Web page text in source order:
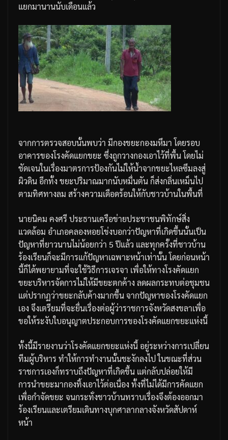
แยกมานานนับเดือนแล้ว
จากการตรวจสอบนั้นพบว่า มีกองขยะกองมหึมา โดยรอบ
อาคารของโรงคัดแยกขยะ ซึ่งถูกวางกองเอาไว้ที่พื้นโดยไม่
ชัดเจนในเรื่องมาตรการป้องกันไม่ให้น้ำจากขยะไหลซึมลงสู่
ผิวดินอีกทั้ง ขยะปริมาณมากนับหมื่นตันก็ส่งกลิ่นเหม็นไป
ตามทิศทางลม สร้างความเดือดร้อนให้กับชาวบ้านในพื้นที่
นายนิคม คงศรี ประธานเครือข่ายประชาชนพิทักษ์สิ่ง
แวดล้อม อำเภอคลองหอยโข่งบอกว่าปัญหาที่เกิดขึ้นนั้นเป็น
ปัญหาที่ยาวนานไม่น้อยกว่า 5ปีแล้ว และทุกครั้งที่ชาวบ้าน
ร้องเรียนก็จะมีการแก้ปัญหาเฉพาะหน้าเท่านั้นโดยก่อนหน้า
นี้ก็ได้พยายามที่จะใช้วิธีการเจรจา เพื่อให้ทางโรงคัดแยก
ขยะบริหารจัดการไม่ให้มีขยะตกค้าง ลดผลกระทบต่อชุมชน
แต่ปรากฏว่าขยะกลับค้างมากขึ้นจากปัญหาของโรงคัดแยก
เอง จึงเตรียมที่จะยื่นเรื่องต่อผู้ว่าราชการจังหวัดสงขลาเพื่อ
ขอให้ระงับใบอนุญาตประกอบการของโรงคัดแยกขยะแห่งนี้
ทั้งนี้มีรายงานว่าโรงคัดแยกขยะแห่งนี้อยู่ระหว่างการเปลี่ยน
ทีมผู้บริหาร ทำให้การทำงานนั้นชะงักลงไปในขณะที่ส่วน
ราชการเองก็ทราบถึงปัญหาที่เกิดขึ้น แต่กลับปล่อยให้มี
การนำขยะมากองทิ้งเอาไว้ต่อเนื่อง ทั้งที่ไม่ได้มีการคัดแยก
เพื่อกำจัดขยะ จนกระทั่งชาวบ้านทราบเรื่องจึงต้องออกมา
ร้องเรียนและเตรียมเดินทางบุกศาลากลางจังหวัดสัปดาห์
หน้า